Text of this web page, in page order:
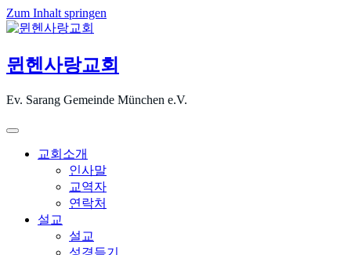
Zum Inhalt springen
뮌헨사랑교회
Ev. Sarang Gemeinde München e.V.
교회소개
인사말
교역자
연락처
설교
설교
성경듣기